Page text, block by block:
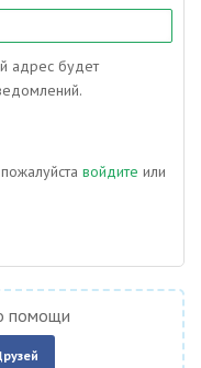
адрес будет
войдите или
помощи